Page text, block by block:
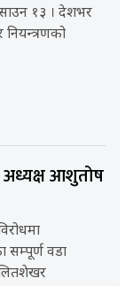
साउन १३ । देशभर
नियन्त्रणको
अध्यक्ष आशुतोष
सम्पूर्ण वडा